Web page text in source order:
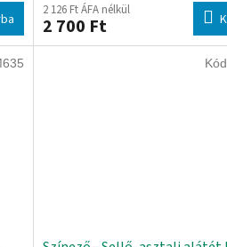
2 126 Ft ÁFA nélkül
2 700 Ft